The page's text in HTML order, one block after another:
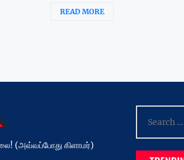
READ MORE
(அவ்வப்போது கிளாமர்)
for: